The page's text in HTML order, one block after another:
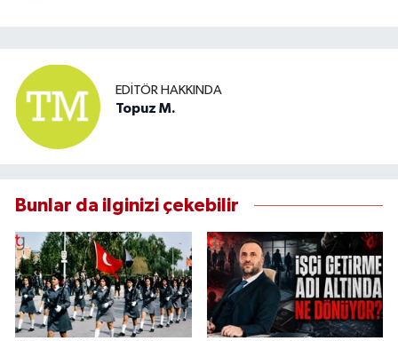
EDITÖR HAKKINDA
Topuz M.
Bunlar da ilginizi çekebilir